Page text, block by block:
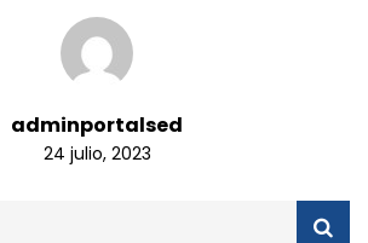
adminportalsed
24 julio, 2023